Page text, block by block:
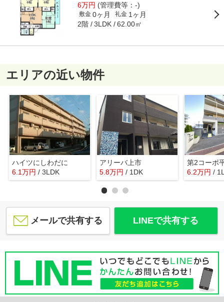
6万円 (管理費等：-)
敷金 0ヶ月 礼金 1ヶ月
2階 3LDK 62.00㎡
エリアの近い物件
ハイツにしわだに
6.1万円 / 3LDK
アリーバ上市
5.8万円 / 1DK
第2コーポ
6.2万円 /
メールで共有する LINEで共有する